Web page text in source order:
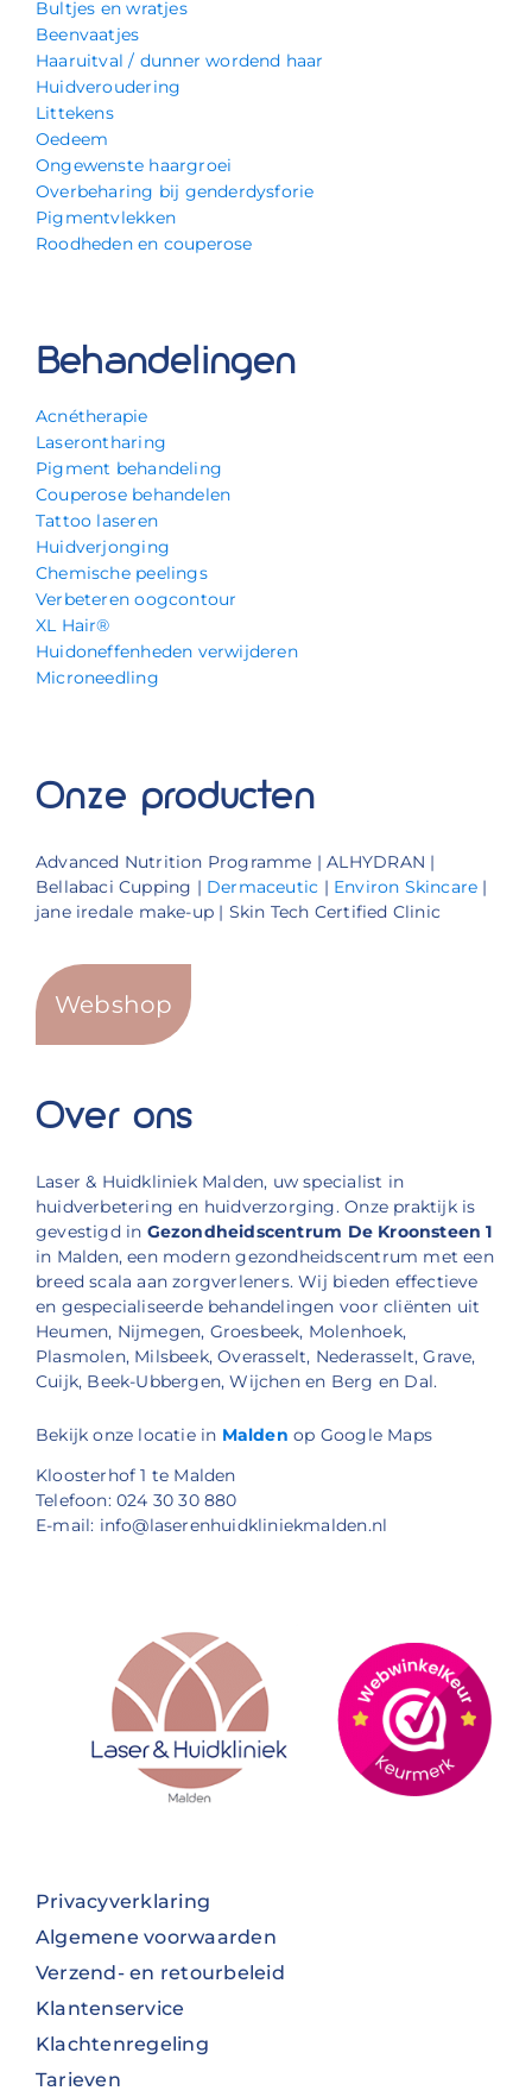
Bultjes en wratjes
Beenvaatjes
Haaruitval / dunner wordend haar
Huidveroudering
Littekens
Oedeem
Ongewenste haargroei
Overbeharing bij genderdysforie
Pigmentvlekken
Roodheden en couperose
Behandelingen
Acnétherapie
Laserontharing
Pigment behandeling
Couperose behandelen
Tattoo laseren
Huidverjonging
Chemische peelings
Verbeteren oogcontour
XL Hair®
Huidoneffenheden verwijderen
Microneedling
Onze producten
Advanced Nutrition Programme | ALHYDRAN |
Bellabaci Cupping | Dermaceutic | Environ Skincare |
jane iredale make-up | Skin Tech Certified Clinic
Webshop
Over ons
Laser & Huidkliniek Malden, uw specialist in
huidverbetering en huidverzorging. Onze praktijk is
gevestigd in Gezondheidscentrum De Kroonsteen 1
in Malden, een modern gezondheidscentrum met een
breed scala aan zorgverleners. Wij bieden effectieve
en gespecialiseerde behandelingen voor cliënten uit
Heumen, Nijmegen, Groesbeek, Molenhoek,
Plasmolen, Milsbeek, Overasselt, Nederasselt, Grave,
Cuijk, Beek-Ubbergen, Wijchen en Berg en Dal.
Bekijk onze locatie in Malden op Google Maps
Kloosterhof 1 te Malden
Telefoon: 024 30 30 880
E-mail: info@laserenhuidkliniekmalden.nl
Privacyverklaring
Algemene voorwaarden
Verzend- en retourbeleid
Klantenservice
Klachtenregeling
Tarieven